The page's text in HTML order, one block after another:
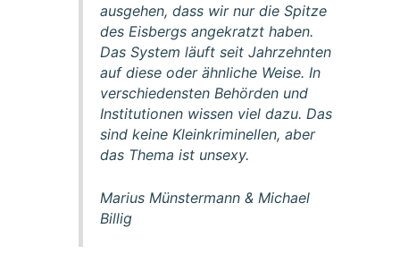
ausgehen, dass wir nur die Spitze
des Eisbergs angekratzt haben.
Das System läuft seit Jahrzehnten
auf diese oder ähnliche Weise. In
verschiedensten Behörden und
Institutionen wissen viel dazu. Das
sind keine Kleinkriminellen, aber
das Thema ist unsexy.
Marius Münstermann & Michael
Billig